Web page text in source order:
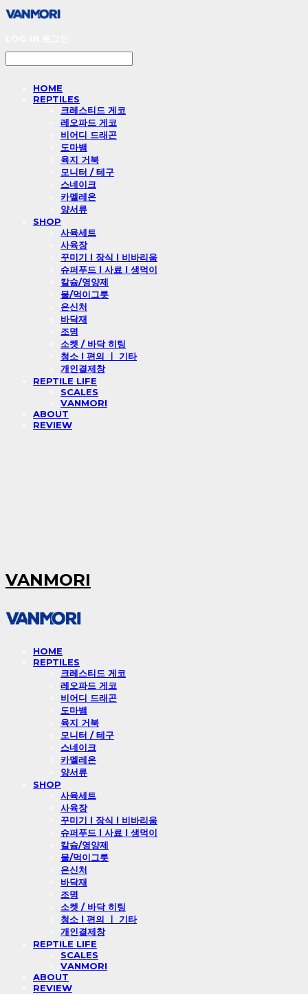
HOME
REPTILES
크레스티드 게코
레오파드 게코
비어디 드래곤
도마뱀
육지 거북
모니터 / 테구
스네이크
카멜레온
양서류
SHOP
사육세트
사육장
꾸미기 l 장식 l 비바리움
슈퍼푸드 l 사료 l 생먹이
칼슘/영양제
물/먹이그릇
은신처
바닥재
조명
소켓 / 바닥 히팅
청소 l 편의 ㅣ 기타
개인결제창
REPTILE LIFE
SCALES
VANMORI
ABOUT
REVIEW
VANMORI
HOME
REPTILES
크레스티드 게코
레오파드 게코
비어디 드래곤
도마뱀
육지 거북
모니터 / 테구
스네이크
카멜레온
양서류
SHOP
사육세트
사육장
꾸미기 l 장식 l 비바리움
슈퍼푸드 l 사료 l 생먹이
칼슘/영양제
물/먹이그릇
은신처
바닥재
조명
소켓 / 바닥 히팅
청소 l 편의 ㅣ 기타
개인결제창
REPTILE LIFE
SCALES
VANMORI
ABOUT
REVIEW